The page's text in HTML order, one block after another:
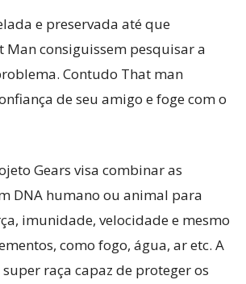
e preservada até que
Man consiguissem pesquisar a
Contudo That man
de seu amigo e foge com o
Gears visa combinar as
DNA humano ou animal para
imunidade, velocidade e mesmo
como fogo, água, ar etc. A
raça capaz de proteger os